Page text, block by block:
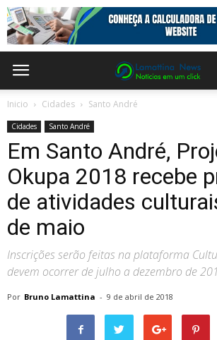
Inicio Cidades Santo André
Cidades Santo André
Em Santo André,
Okupa 2018 recebe
de atividades
de maio
Inscrições serão feitas na plataforma
devem ocorrer de julho a dezembro de
Por Bruno Lamattina - 9 de abril de 2018